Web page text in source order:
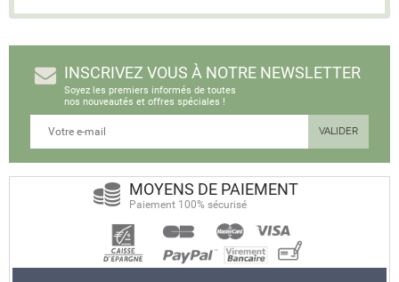
INSCRIVEZ VOUS À NOTRE NEWSLETTER
Soyez les premiers informés de toutes
nos nouveautés et offres spéciales !
MOYENS DE PAIEMENT
Paiement 100% sécurisé